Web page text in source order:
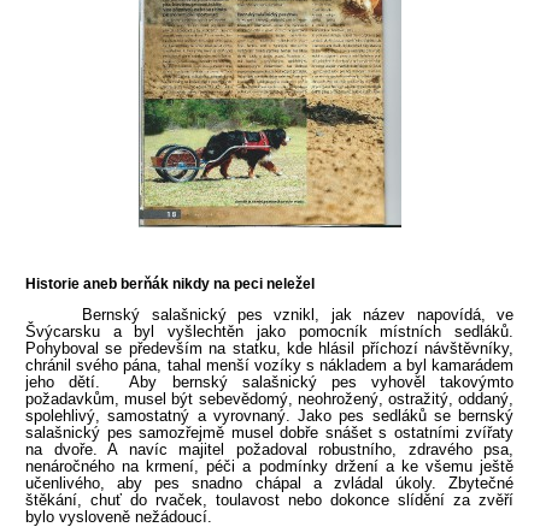
Historie aneb berňák nikdy na peci neležel
Bernský salašnický pes vznikl, jak název napovídá, ve
Švýcarsku a byl vyšlechtěn jako pomocník místních sedláků.
Pohyboval se především na statku, kde hlásil příchozí návštěvníky,
chránil svého pána, tahal menší vozíky s nákladem a byl kamarádem
jeho dětí. Aby bernský salašnický pes vyhověl takovýmto
požadavkům, musel být sebevědomý, neohrožený, ostražitý, oddaný,
spolehlivý, samostatný a vyrovnaný. Jako pes sedláků se bernský
salašnický pes samozřejmě musel dobře snášet s ostatními zvířaty
na dvoře. A navíc majitel požadoval robustního, zdravého psa,
nenáročného na krmení, péči a podmínky držení a ke všemu ještě
učenlivého, aby pes snadno chápal a zvládal úkoly. Zbytečné
štěkání, chuť do rvaček, toulavost nebo dokonce slídění za zvěří
bylo vysloveně nežádoucí.